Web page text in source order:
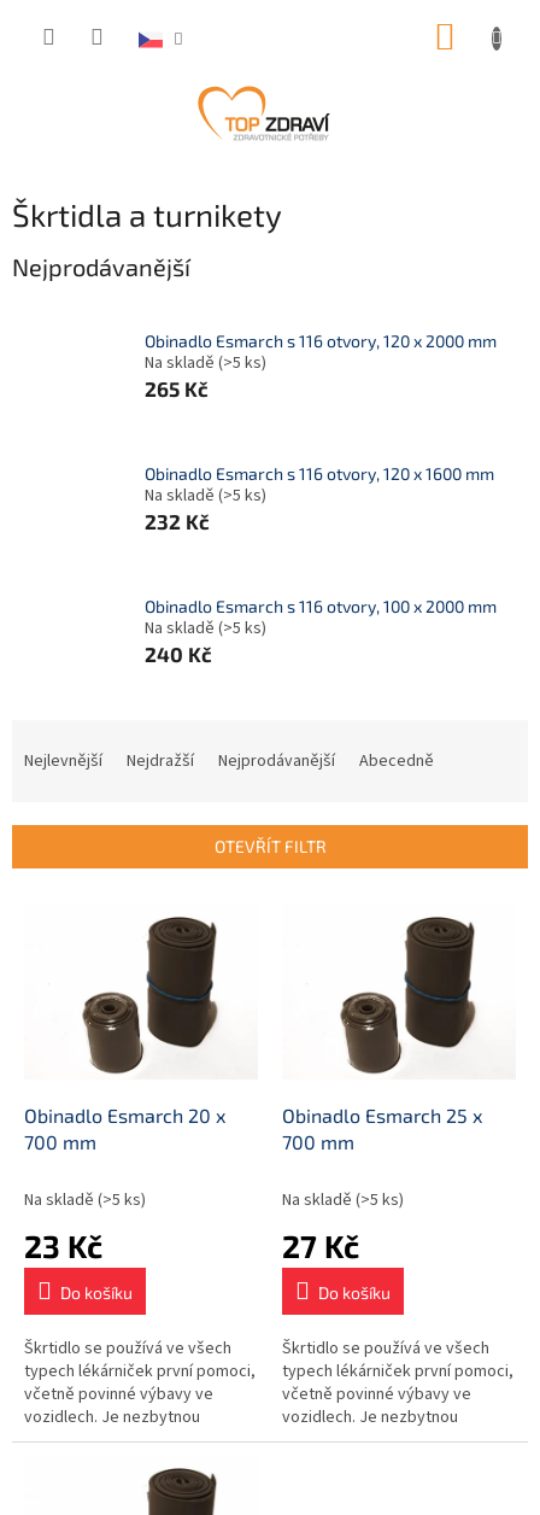
Škrtidla a turnikety
Nejprodávanější
Obinadlo Esmarch s 116 otvory, 120 x 2000 mm
Na skladě (>5 ks)
265 Kč
Obinadlo Esmarch s 116 otvory, 120 x 1600 mm
Na skladě (>5 ks)
232 Kč
Obinadlo Esmarch s 116 otvory, 100 x 2000 mm
Na skladě (>5 ks)
240 Kč
í
Nejlevnější Nejdražší Nejprodávanější Abecedně
OTEVŘÍT FILTR
Obinadlo Esmarch 20 x
700 mm
Na skladě (>5 ks)
23 Kč
Do košíku
Škrtidlo se používá ve všech
typech lékárniček první pomoci,
včetně povinné výbavy ve
vozidlech. Je nezbytnou
součástí vybavení
zdravotnických zařízení.
Obinadlo Esmarch 25 x
700 mm
Na skladě (>5 ks)
27 Kč
Do košíku
Škrtidlo se používá ve všech
typech lékárniček první pomoci,
včetně povinné výbavy ve
vozidlech. Je nezbytnou
součástí vybavení